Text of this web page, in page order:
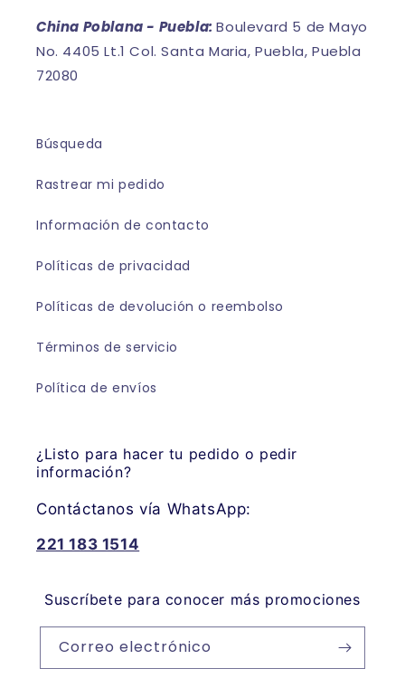
China Poblana - Puebla:Boulevard 5 de Mayo
No. 4405 Lt.1 Col. Santa Maria, Puebla, Puebla
72080
Búsqueda
Rastrear mi pedido
Información de contacto
Políticas de privacidad
Políticas de devolución o reembolso
Términos de servicio
Política de envíos
¿Listo para hacer tu pedido o pedir
información?
Contáctanos vía WhatsApp:
221 183 1514
Suscríbete para conocer más promociones
Correo electrónico